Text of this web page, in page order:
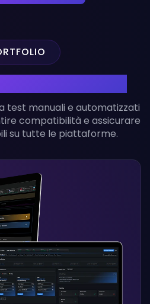
test manuali e automatizzati
compatibilità e assicurare
su tutte le piattaforme.